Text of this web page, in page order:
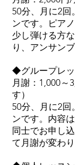
50分、月に2回
ンです。ピア
少し弾ける方
り、アンサン
◆グループレ
月謝：1,000～
す）
50分、月に2回
ンです。内容
同士でお申し
て月謝が変わり